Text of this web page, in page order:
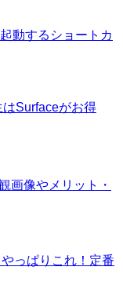
動するショートカ
Surfaceがお得
画像やメリット・
っぱりこれ！定番